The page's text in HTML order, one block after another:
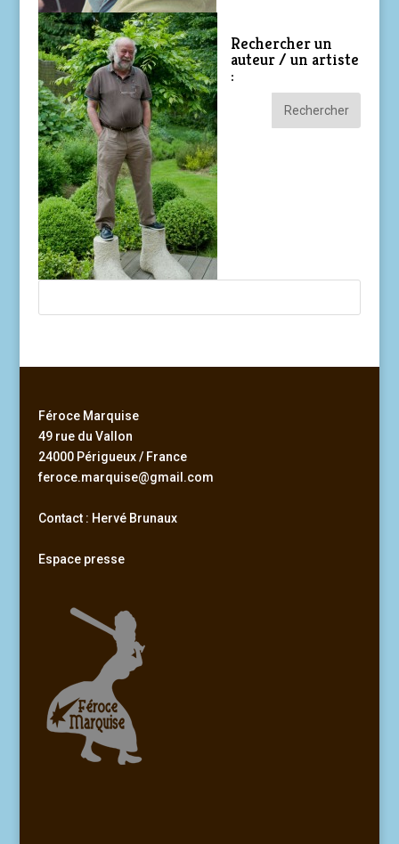
Rechercher un
auteur / un artiste
:
Féroce Marquise
49 rue du Vallon
24000 Périgueux / France
feroce.marquise@gmail.com
Contact : Hervé Brunaux
Espace presse